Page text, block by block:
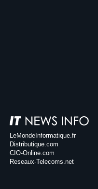
LeMondeInformatique.fr
Distributique.com
CIO-Online.com
Reseaux-Telecoms.net